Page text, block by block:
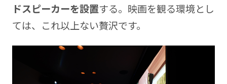
ドスピーカーを設置する。映画を観る環境とし
ては、これ以上ない贅沢です。